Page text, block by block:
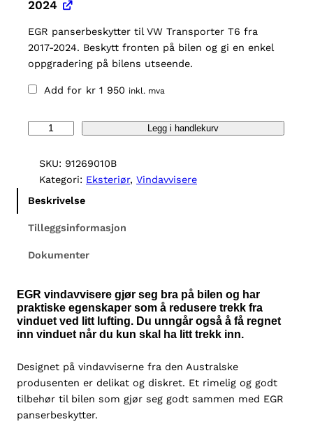
2024
EGR panserbeskytter til VW Transporter T6 fra
2017-2024. Beskytt fronten på bilen og gi en enkel
oppgradering på bilens utseende.
Add for kr 1 950 inkl. mva
v
s
r
e
V
W
r
a
n
s
Legg i handlekurv
SKU: 91269010B
Kategori: Eksteriør, Vindavvisere
Beskrivelse
Tilleggsinformasjon
Dokumenter
EGR vindavvisere gjør seg bra på bilen og har
praktiske egenskaper som å redusere trekk fra
vinduet ved litt lufting. Du unngår også å få regnet
inn vinduet når du kun skal ha litt trekk inn.
Designet på vindavviserne fra den Australske
produsenten er delikat og diskret. Et rimelig og godt
tilbehør til bilen som gjør seg godt sammen med EGR
panserbeskytter.